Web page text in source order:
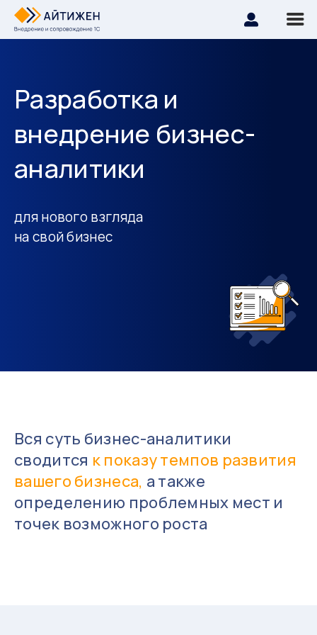
Разработка и
внедрение бизнес-
аналитики
для нового взгляда
на свой бизнес
Вся суть бизнес-аналитики
сводится к показу темпов развития
вашего бизнеса, а также
определению проблемных мест и
точек возможного роста